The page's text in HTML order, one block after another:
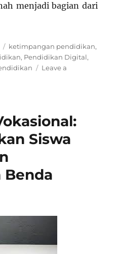
menjadi bagian dari
Tags
ketimpangan pendidikan,
, Pendidikan Digital,
Leave a
Siswa
Benda